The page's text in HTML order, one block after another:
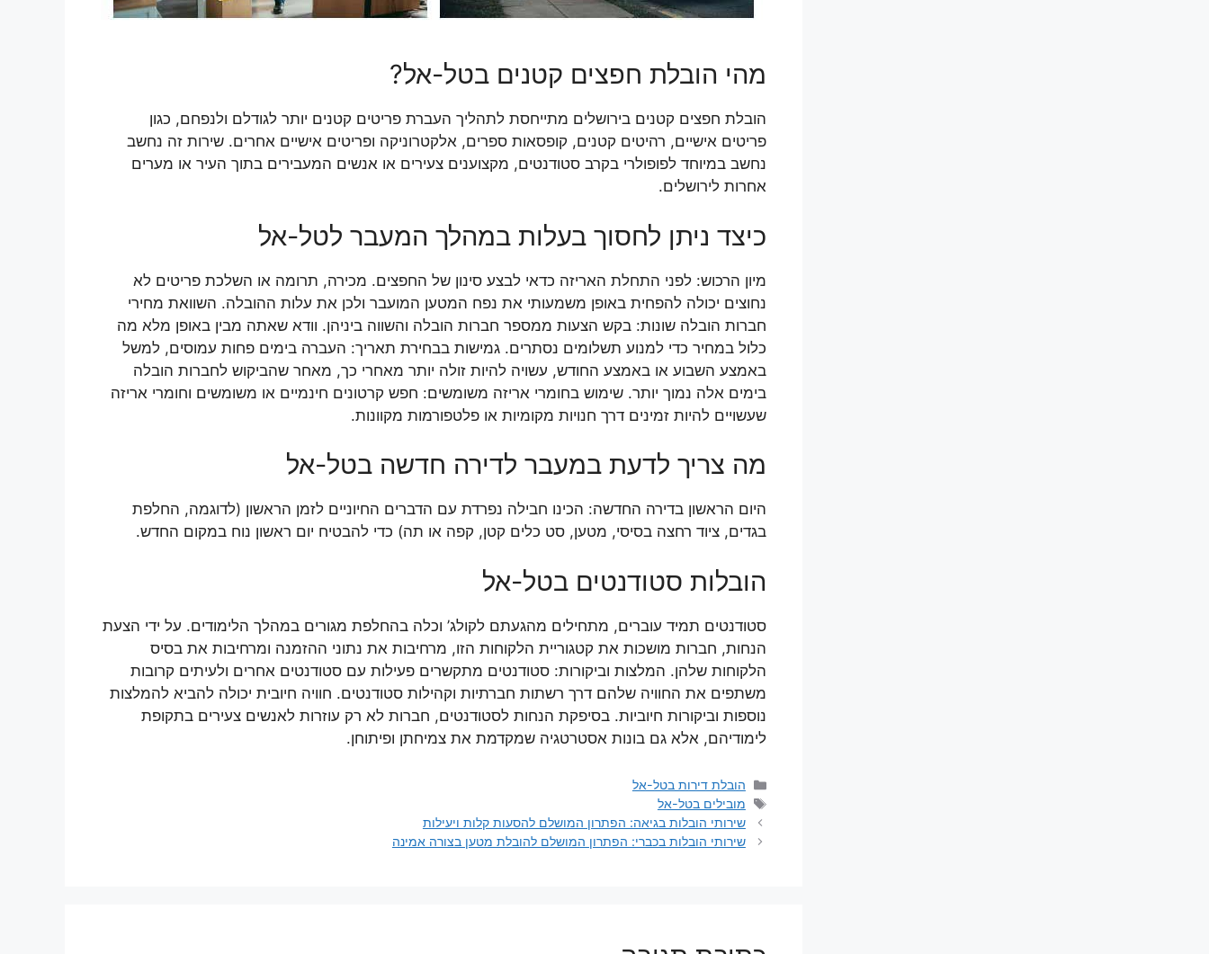
מהי הובלת חפצים קטנים בטל-אל?
הובלת חפצים קטנים בירושלים מתייחסת לתהליך העברת פריטים קטנים יותר לגודלם ולנפחם, כגון
פריטים אישיים, רהיטים קטנים, קופסאות ספרים, אלקטרוניקה ופריטים אישיים אחרים. שירות זה נחשב
נחשב במיוחד לפופולרי בקרב סטודנטים, מקצוענים צעירים או אנשים המעבירים בתוך העיר או מערים
אחרות לירושלים.
כיצד ניתן לחסוך בעלות במהלך המעבר לטל-אל
מיון הרכוש: לפני התחלת האריזה כדאי לבצע סינון של החפצים. מכירה, תרומה או השלכת פריטים לא
נחוצים יכולה להפחית באופן משמעותי את נפח המטען המועבר ולכן את עלות ההובלה. השוואת מחירי
חברות הובלה שונות: בקש הצעות ממספר חברות הובלה והשווה ביניהן. וודא שאתה מבין באופן מלא מה
כלול במחיר כדי למנוע תשלומים נסתרים. גמישות בבחירת תאריך: העברה בימים פחות עמוסים, למשל
באמצע השבוע או באמצע החודש, עשויה להיות זולה יותר מאחרי כך, מאחר שהביקוש לחברות הובלה
בימים אלה נמוך יותר. שימוש בחומרי אריזה משומשים: חפש קרטונים חינמיים או משומשים וחומרי אריזה
שעשויים להיות זמינים דרך חנויות מקומיות או פלטפורמות מקוונות.
מה צריך לדעת במעבר לדירה חדשה בטל-אל
היום הראשון בדירה החדשה: הכינו חבילה נפרדת עם הדברים החיוניים לזמן הראשון (לדוגמה, החלפת
בגדים, ציוד רחצה בסיסי, מטען, סט כלים קטן, קפה או תה) כדי להבטיח יום ראשון נוח במקום החדש.
הובלות סטודנטים בטל-אל
סטודנטים תמיד עוברים, מתחילים מהגעתם לקולג’ וכלה בהחלפת מגורים במהלך הלימודים. על ידי הצעת
הנחות, חברות מושכות את קטגוריית הלקוחות הזו, מרחיבות את נתוני ההזמנה ומרחיבות את בסיס
הלקוחות שלהן. המלצות וביקורות: סטודנטים מתקשרים פעילות עם סטודנטים אחרים ולעיתים קרובות
משתפים את החוויה שלהם דרך רשתות חברתיות וקהילות סטודנטים. חוויה חיובית יכולה להביא להמלצות
נוספות וביקורות חיוביות. בסיפקת הנחות לסטודנטים, חברות לא רק עוזרות לאנשים צעירים בתקופת
לימודיהם, אלא גם בונות אסטרטגיה שמקדמת את צמיחתן ופיתוחן.
קטגוריות
הובלת דירות בטל-אל
תגיות
מובילים בטל-אל
שירותי הובלות בגיאה: הפתרון המושלם להסעות קלות ויעילות
שירותי הובלות בכברי: הפתרון המושלם להובלת מטען בצורה אמינה